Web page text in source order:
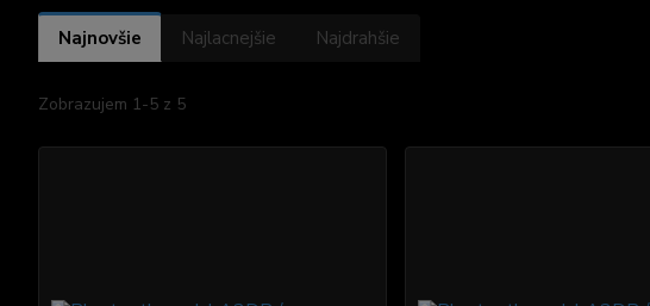
Najnovšie Najlacnejšie Najdrahšie
Zobrazujem 1-5 z 5